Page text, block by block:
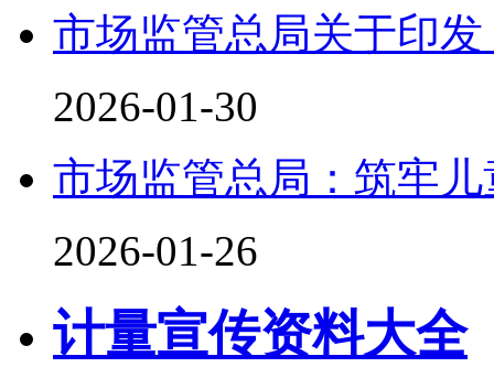
市场监管总局关于印
2026-01-30
市场监管总局：筑牢
2026-01-26
计量宣传资料大全